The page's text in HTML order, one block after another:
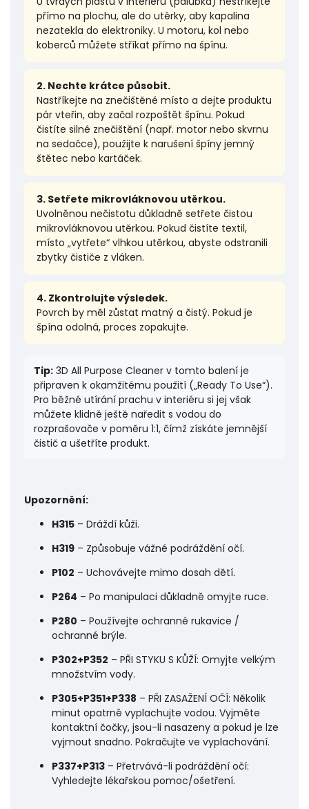
přímo na plochu, ale do utěrky, aby kapalina
nezatekla do elektroniky. U motoru, kol nebo
koberců můžete stříkat přímo na špínu.
2. Nechte krátce působit.
Nastříkejte na znečištěné místo a dejte produktu
pár vteřin, aby začal rozpoštět špínu. Pokud
čistíte silné znečištění (např. motor nebo skvrnu
na sedačce), použijte k narušení špíny jemný
štětec nebo kartáček.
3. Setřete mikrovláknovou utěrkou.
Uvolněnou nečistotu důkladně setřete čistou
mikrovláknovou utěrkou. Pokud čistíte textil,
místo „vytřete“ vlhkou utěrkou, abyste odstranili
zbytky čističe z vláken.
4. Zkontrolujte výsledek.
Povrch by měl zůstat matný a čistý. Pokud je
špína odolná, proces zopakujte.
Tip: 3D All Purpose Cleaner v tomto balení je
připraven k okamžitému použití („Ready To Use“).
Pro běžné utírání prachu v interiéru si jej však
můžete klidně ještě naředit s vodou do
rozprašovače v poměru 1:1, čímž získáte jemnější
čistič a ušetříte produkt.
Upozornění:
H315 – Dráždí kůži.
H319 – Způsobuje vážné podráždění očí.
P102 – Uchovávejte mimo dosah dětí.
P264 – Po manipulaci důkladně omyjte ruce.
P280 – Používejte ochranné rukavice /
ochranné brýle.
P302+P352 – PŘI STYKU S KŮŽÍ: Omyjte velkým
množstvím vody.
P305+P351+P338 – PŘI ZASAŽENÍ OČÍ: Několik
minut opatrně vyplachujte vodou. Vyjměte
kontaktní čočky, jsou-li nasazeny a pokud je lze
vyjmout snadno. Pokračujte ve vyplachování.
P337+P313 – Přetrvává-li podráždění očí:
Vyhledejte lékařskou pomoc/ošetření.